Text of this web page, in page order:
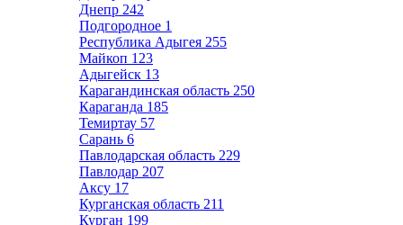
Днепр 242
Подгородное 1
Республика Адыгея 255
Майкоп 123
Адыгейск 13
Карагандинская область 250
Караганда 185
Темиртау 57
Сарань 6
Павлодарская область 229
Павлодар 207
Аксу 17
Курганская область 211
Курган 199